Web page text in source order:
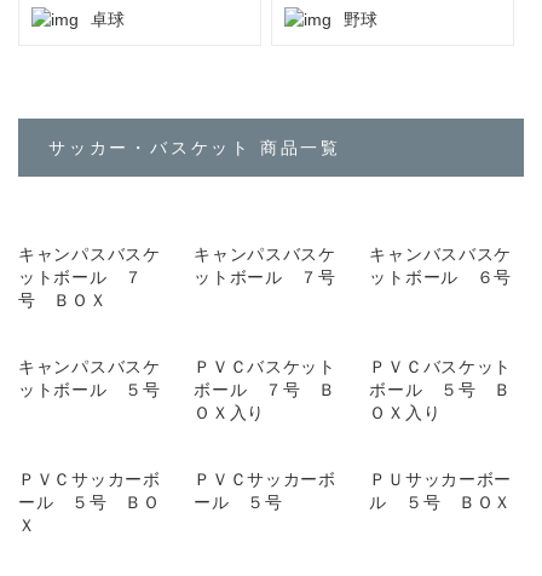
卓球 野球
サッカー・バスケット 商品一覧
キャンパスバスケ
ットボール ７
号 ＢＯＸ
キャンパスバスケ
ットボール ７号
キャンバスバスケ
ットボール ６号
キャンパスバスケ
ットボール ５号
ＰＶＣバスケット
ボール ７号 Ｂ
ＯＸ入り
ＰＶＣバスケット
ボール ５号 Ｂ
ＯＸ入り
ＰＶＣサッカーボ
ール ５号 ＢＯ
Ｘ
ＰＶＣサッカーボ
ール ５号
ＰＵサッカーボー
ル ５号 ＢＯＸ